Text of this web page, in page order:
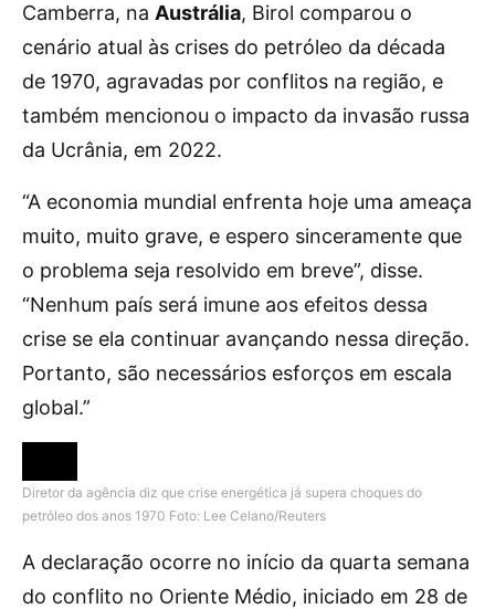
Camberra, na Austrália, Birol comparou o
cenário atual às crises do petróleo da década
de 1970, agravadas por conflitos na região, e
também mencionou o impacto da invasão russa
da Ucrânia, em 2022.
“A economia mundial enfrenta hoje uma ameaça
muito, muito grave, e espero sinceramente que
o problema seja resolvido em breve”, disse.
“Nenhum país será imune aos efeitos dessa
crise se ela continuar avançando nessa direção.
Portanto, são necessários esforços em escala
global.”
Diretor da agência diz que crise energética já supera choques do
petróleo dos anos 1970 Foto: Lee Celano/Reuters
A declaração ocorre no início da quarta semana
do conflito no Oriente Médio, iniciado em 28 de